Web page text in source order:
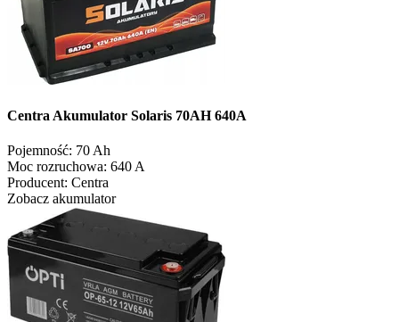
Centra Akumulator Solaris 70AH 640A
Pojemność: 70 Ah
Moc rozruchowa: 640 A
Producent: Centra
Zobacz akumulator